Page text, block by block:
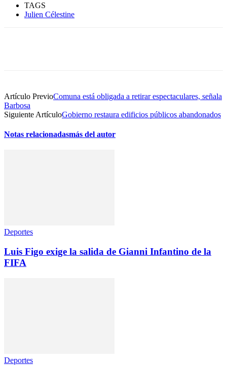
TAGS
Julien Célestine
Artículo PrevioComuna está obligada a retirar espectaculares, señala
Barbosa
Siguiente ArtículoGobierno restaura edificios públicos abandonados
Notas relacionadasmás del autor
Deportes
Luis Figo exige la salida de Gianni Infantino de la
FIFA
Deportes